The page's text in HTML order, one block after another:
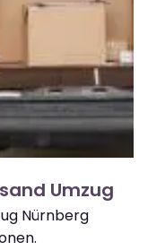
Umzug
Nürnberg